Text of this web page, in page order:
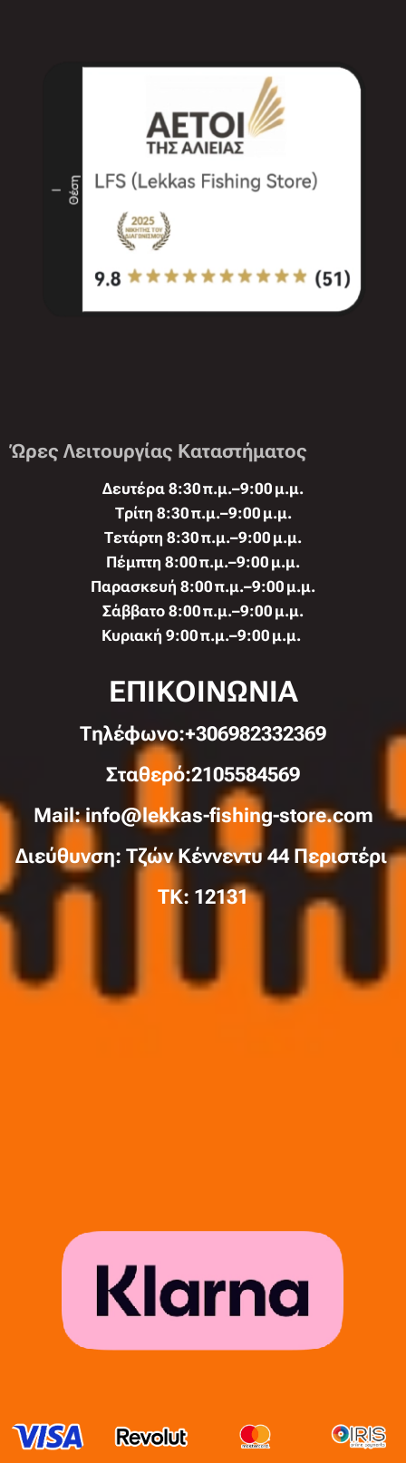
Ώρες Λειτουργίας Καταστήματος
Δευτέρα 8:30 π.μ.–9:00 μ.μ.
Τρίτη 8:30 π.μ.–9:00 μ.μ.
Τετάρτη 8:30 π.μ.–9:00 μ.μ.
Πέμπτη 8:00 π.μ.–9:00 μ.μ.
Παρασκευή 8:00 π.μ.–9:00 μ.μ.
Σάββατο 8:00 π.μ.–9:00 μ.μ.
Κυριακή 9:00 π.μ.–9:00 μ.μ.
ΕΠΙΚΟΙΝΩΝΙΑ
Τηλέφωνo:+306982332369
Σταθερό:2105584569
Mail: info@lekkas-fishing-store.com
Διεύθυνση: Τζών Κέννεντυ 44 Περιστέρι
TK: 12131